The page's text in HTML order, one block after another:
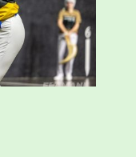
den
sarrerak